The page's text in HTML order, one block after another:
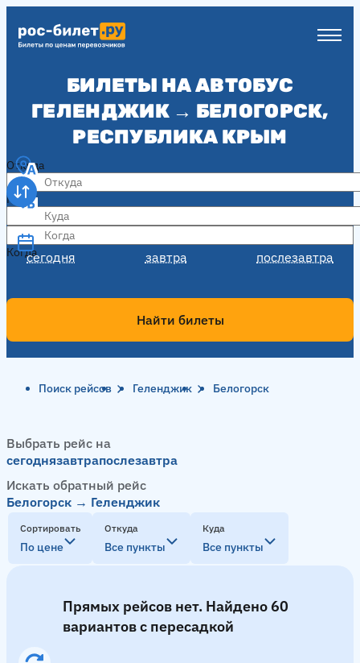
БИЛЕТЫ НА АВТОБУС
ГЕЛЕНДЖИК → БЕЛОГОРСК,
РЕСПУБЛИКА КРЫМ
Откуда
Куда
Когда
сегодня завтра послезавтра
Когда
Найти билеты
Поиск рейсов Геленджик Белогорск
Выбрать рейс на
сегоднязавтрапослезавтра
Искать обратный рейс
Белогорск → Геленджик
Сортировать
По цене
Откуда
Все пункты
Куда
Все пункты
Прямых рейсов нет. Найдено 60
вариантов с пересадкой